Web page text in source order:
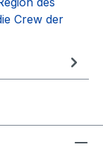
Crew der